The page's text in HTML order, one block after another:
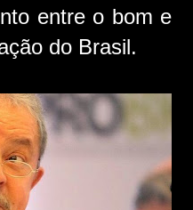
entre o bom e
do Brasil.